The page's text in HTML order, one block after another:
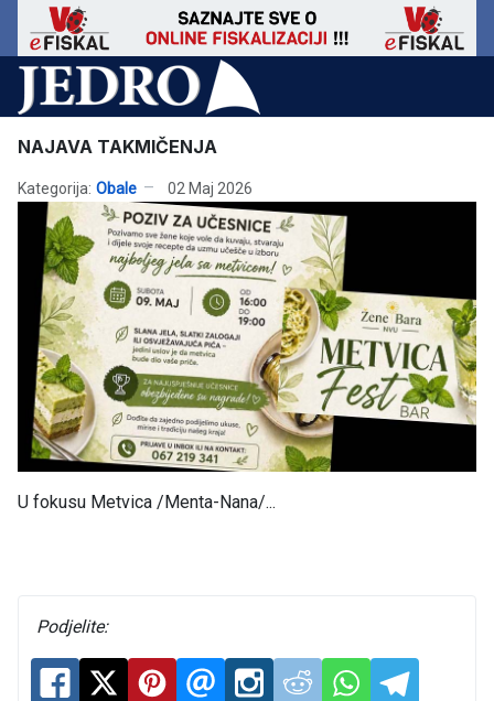
NAJAVA TAKMIČENJA
Kategorija: Obale 02 Maj 2026
U fokusu Metvica /Menta-Nana/...
Podjelite: